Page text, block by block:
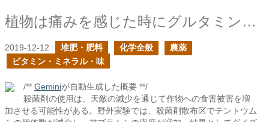
植物は痛みを感じた時にグルタミン酸を用いて全身に伝えている
2019-12-12 堆肥・肥料 化学全般
農薬
ビタミン・ミネラル・味
/** Geminiが自動生成した概要 **/
殺菌剤の使用は、天敵の減少を通じて作物への食害被害を増
加させる可能性がある。野外実験では、殺菌剤散布区でテントウム